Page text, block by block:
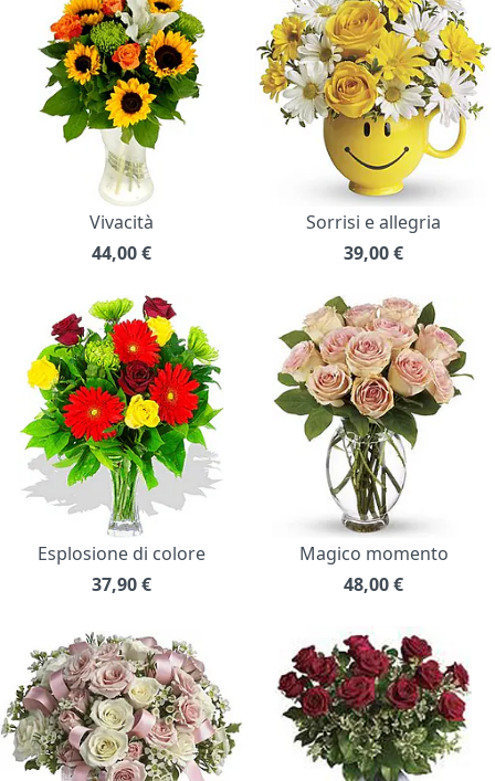
Vivacità
44,00€
Sorrisi e allegria
39,00€
Esplosione di colore
37,90€
Magico momento
48,00€